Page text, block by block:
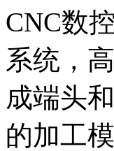
CNC数
系统，
成端头
的加工